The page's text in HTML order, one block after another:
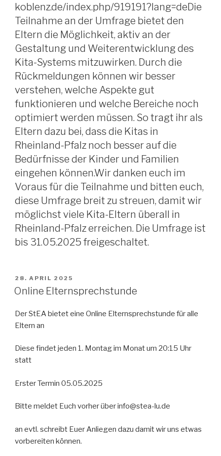
koblenz.de/index.php/919191?lang=deDie
Teilnahme an der Umfrage bietet den
Eltern die Möglichkeit, aktiv an der
Gestaltung und Weiterentwicklung des
Kita-Systems mitzuwirken. Durch die
Rückmeldungen können wir besser
verstehen, welche Aspekte gut
funktionieren und welche Bereiche noch
optimiert werden müssen. So tragt ihr als
Eltern dazu bei, dass die Kitas in
Rheinland-Pfalz noch besser auf die
Bedürfnisse der Kinder und Familien
eingehen können.Wir danken euch im
Voraus für die Teilnahme und bitten euch,
diese Umfrage breit zu streuen, damit wir
möglichst viele Kita-Eltern überall in
Rheinland-Pfalz erreichen. Die Umfrage ist
bis 31.05.2025 freigeschaltet.
VERÖFFENTLICHT
AM
28. APRIL 2025
Online Elternsprechstunde
Der StEA bietet eine Online Elternsprechstunde für alle
Eltern an
Diese findet jeden 1. Montag im Monat um 20:15 Uhr
statt
Erster Termin 05.05.2025
Bitte meldet Euch vorher über info@stea-lu.de
an evtl. schreibt Euer Anliegen dazu damit wir uns etwas
vorbereiten können.